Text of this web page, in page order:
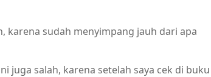
karena sudah menyimpang jauh dari apa
juga salah, karena setelah saya cek di buku